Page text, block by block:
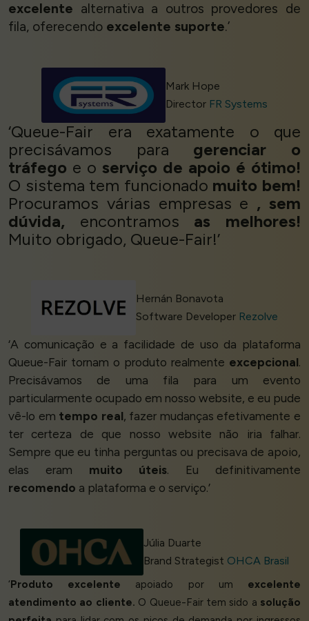
excelente alternativa a outros provedores de
fila, oferecendo excelente suporte.’
Mark Hope
Director FR Systems
‘Queue-Fair era exatamente o que
precisávamos para gerenciar o
tráfego e o serviço de apoio é ótimo!
O sistema tem funcionado muito bem!
Procuramos várias empresas e , sem
dúvida, encontramos as melhores!
Muito obrigado, Queue-Fair!’
Hernán Bonavota
Software Developer Rezolve
‘A comunicação e a facilidade de uso da plataforma
Queue-Fair tornam o produto realmente excepcional.
Precisávamos de uma fila para um evento
particularmente ocupado em nosso website, e eu pude
vê-lo em tempo real, fazer mudanças efetivamente e
ter certeza de que nosso website não iria falhar.
Sempre que eu tinha perguntas ou precisava de apoio,
elas eram muito úteis. Eu definitivamente
recomendo a plataforma e o serviço.’
Júlia Duarte
Brand Strategist OHCA Brasil
‘Produto excelente apoiado por um excelente
atendimento ao cliente. O Queue-Fair tem sido a solução